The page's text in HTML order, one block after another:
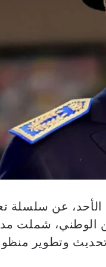
الأحد، عن سلسلة
الوطني، شملت
وتطوير